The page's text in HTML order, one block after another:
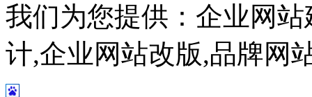
我们为您提供：企业网
计,企业网站改版,品牌网